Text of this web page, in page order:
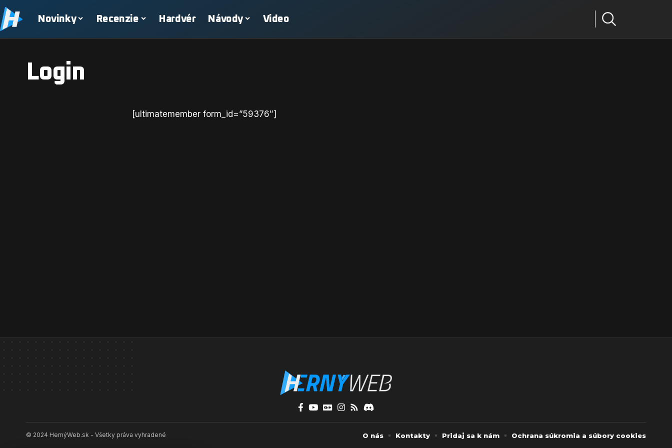
Novinky Recenzie Hardvér Návody Video
Login
[ultimatemember form_id=”59376″]
© 2024 HernýWeb.sk - Všetky práva vyhradené O nás Kontakty Pridaj sa k nám Ochrana súkromia a súbory cookies